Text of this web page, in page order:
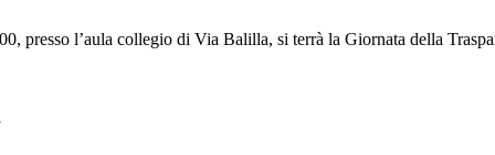
presso l’aula collegio di Via Balilla, si terrà la Giornata della